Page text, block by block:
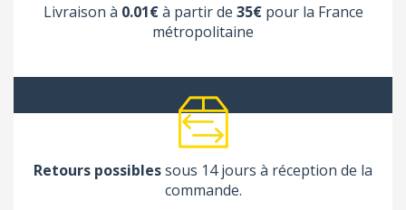
Livraison à 0.01€à partir de 35€pour la France
métropolitaine
Retours possiblessous 14 jours à réception de la
commande.